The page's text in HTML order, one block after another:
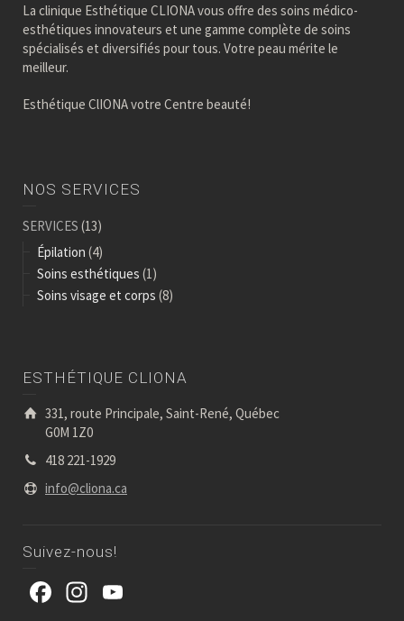
La clinique Esthétique CLIONA vous offre des soins médico-
esthétiques innovateurs et une gamme complète de soins
spécialisés et diversifiés pour tous. Votre peau mérite le
meilleur.
Esthétique ClIONA votre Centre beauté!
NOS SERVICES
SERVICES (13)
Épilation (4)
Soins esthétiques (1)
Soins visage et corps (8)
ESTHÉTIQUE CLIONA
331, route Principale, Saint-René, Québec
G0M 1Z0
418 221-1929
info@cliona.ca
Suivez-nous!
Facebook
Instagram